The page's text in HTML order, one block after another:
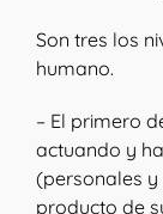
Son tres los
humano.
– El primero
actuando y
(personales y
producto de